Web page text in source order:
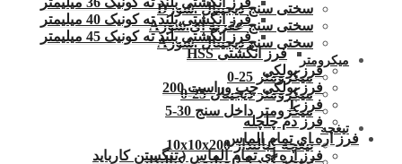
سختی سنج دیجیتال .شورD
سختی سنج عقربه ای.شورA
سختی سنج دیجیتال .شورA
میکرومتر
میکرومتر 25-0
میکرومتر دیجیتال 25-0
میکرومتر داخل سنج 30-5
تیغچه
تیغچه کبالتدار 10x10x200
فرز انگشتی بلند ته کونیک 40 میلیمتر
فرز انگشتی بلند ته کونیک 45 میلیمتر
فرز انگشتی HSS
فرز پولکی
فرز پولکی چپ وراست 200
فرز T
فرز دم چلچله
فرز اره ای تمام الماس
فرز اره ای تمام الماس ( تنگستن کارباید